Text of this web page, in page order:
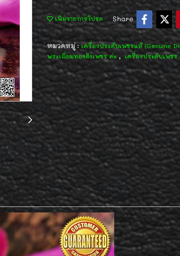
เพิ่มรายการโปรด Share
หมวดหมู่ :เครื่องประดับเพชรแท้ (Genuine
พระเลี่ยมทองฝังเพชร ค่ะ , เครื่องประดับเพชร